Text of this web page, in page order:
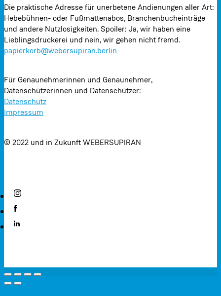
Die praktische Adresse für unerbetene Andienungen aller Art:
Hebebühnen- oder Fußmattenabos, Branchenbucheinträge
und andere Nutzlosigkeiten. Spoiler: Ja, wir haben eine
Lieblingsdruckerei und nein, wir gehen nicht fremd.
papierkorb@webersupiran.berlin
Für Genaunehmerinnen und Genaunehmer,
Datenschützerinnen und Datenschützer:
Datenschutz
Impressum
© 2022 und in Zukunft WEBERSUPIRAN